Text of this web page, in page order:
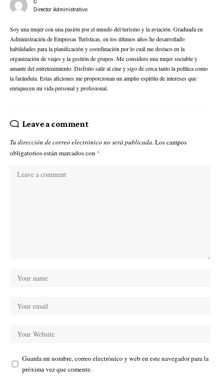
C
Director Administrativo
Soy una mujer con una pasión por el mundo del turismo y la aviación. Graduada en
Administración de Empresas Turísticas, en los últimos años he desarrollado
habilidades para la planificación y coordinación por lo cuál me destaco en la
organización de viajes y la gestión de grupos. Me considero una mujer sociable y
amante del entretenimiento. Disfruto salir al cine y sigo de cerca tanto la política como
la farándula. Estas aficiones me proporcionan un amplio espíritu de intereses que
enriquecen mi vida personal y profesional.
Leave a comment
Tu dirección de correo electrónico no será publicada. Los campos
obligatorios están marcados con *
Guarda mi nombre, correo electrónico y web en este navegador para la
próxima vez que comente.